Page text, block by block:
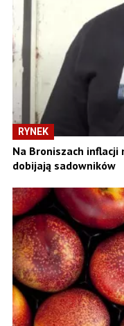
RYNEK
Na Broniszach inflacji
dobijają sadowników